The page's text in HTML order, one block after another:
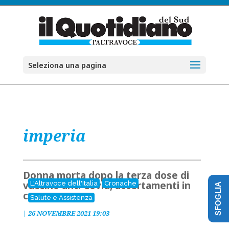
Seleziona una pagina
imperia
L'Altravoce dell'Italia
Cronache
Salute e Assistenza
Donna morta dopo la terza dose di
vaccino anti Covid, accertamenti in
corso
| 26 NOVEMBRE 2021 19:03 SFOGLIA